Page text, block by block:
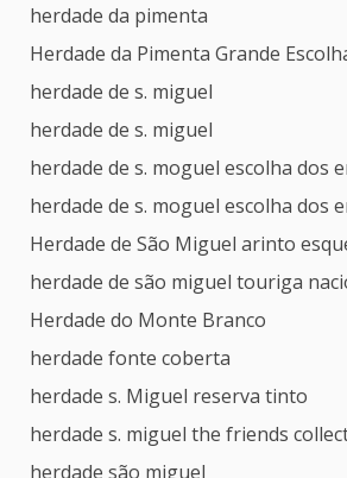
herdade da pimenta
Herdade da Pimenta Grande
herdade de s. miguel
herdade de s. miguel
herdade de s. moguel escolha dos
herdade de s. moguel escolha dos
Herdade de São Miguel arinto
herdade de são miguel touriga
Herdade do Monte Branco
herdade fonte coberta
herdade s. Miguel reserva tinto
herdade s. miguel the friends
herdade são miguel